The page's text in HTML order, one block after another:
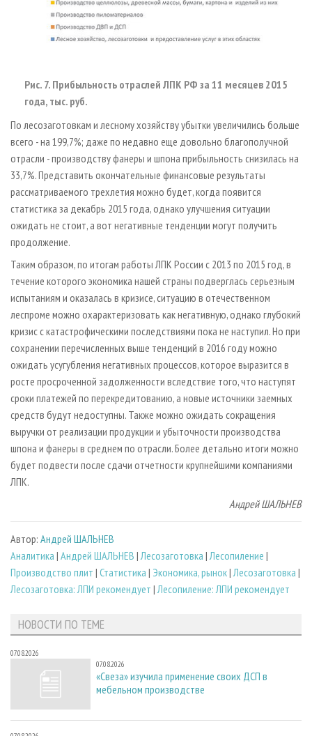
Рис. 7. Прибыльность отраслей ЛПК РФ за 11 месяцев 2015
года, тыс. руб.
По лесозаготовкам и лесному хозяйству убытки увеличились больше
всего - на 199,7%; даже по недавно еще довольно благополучной
отрасли - производству фанеры и шпона прибыльность снизилась на
33,7%. Представить окончательные финансовые результаты
рассматриваемого трехлетия можно будет, когда появится
статистика за декабрь 2015 года, однако улучшения ситуации
ожидать не стоит, а вот негативные тенденции могут получить
продолжение.
Таким образом, по итогам работы ЛПК России с 2013 по 2015 год, в
течение которого экономика нашей страны подверглась серьезным
испытаниям и оказалась в кризисе, ситуацию в отечественном
леспроме можно охарактеризовать как негативную, однако глубокий
кризис с катастрофическими последствиями пока не наступил. Но при
сохранении перечисленных выше тенденций в 2016 году можно
ожидать усугубления негативных процессов, которое выразится в
росте просроченной задолженности вследствие того, что наступят
сроки платежей по перекредитованию, а новые источники заемных
средств будут недоступны. Также можно ожидать сокращения
выручки от реализации продукции и убыточности производства
шпона и фанеры в среднем по отрасли. Более детально итоги можно
будет подвести после сдачи отчетности крупнейшими компаниями
ЛПК.
Андрей ШАЛЬНЕВ
Автор: Андрей ШАЛЬНЕВ
Аналитика | Андрей ШАЛЬНЕВ |Лесозаготовка |Лесопиление |
Производство плит | Статистика | Экономика, рынок|Лесозаготовка |
Лесозаготовка: ЛПИ рекомендует |Лесопиление: ЛПИ рекомендует
НОВОСТИ ПО ТЕМЕ
07.08.2026
07.08.2026
«Свеза» изучила применение своих ДСП в
мебельном производстве